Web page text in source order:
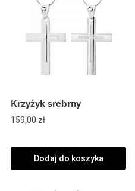
Krzyżyk srebrny
159,00 zł
Dodaj do koszyka